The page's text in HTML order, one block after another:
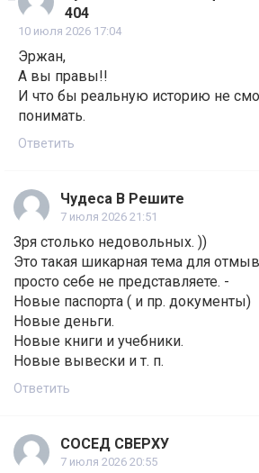
404
10 июля 2026 17:04
Эржан,
А вы правы!!
И что бы реальную историю не
понимать.
Ответить
Чудеса В Решите
7 июля 2026 21:51
Зря столько недовольных. ))
Это такая шикарная тема для
просто себе не представляете. -
Новые паспорта ( и пр. документы)
Новые деньги.
Новые книги и учебники.
Новые вывески и т. п.
Ответить
СОСЕД СВЕРХУ
7 июля 2026 20:55